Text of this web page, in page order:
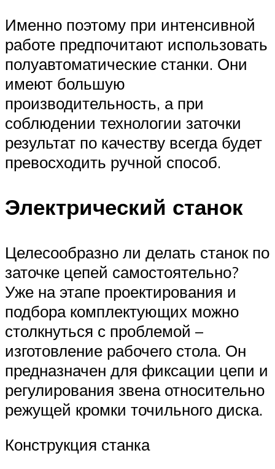
Именно поэтому при интенсивной
работе предпочитают использовать
полуавтоматические станки. Они
имеют большую
производительность, а при
соблюдении технологии заточки
результат по качеству всегда будет
превосходить ручной способ.
Электрический станок
Целесообразно ли делать станок по
заточке цепей самостоятельно?
Уже на этапе проектирования и
подбора комплектующих можно
столкнуться с проблемой –
изготовление рабочего стола. Он
предназначен для фиксации цепи и
регулирования звена относительно
режущей кромки точильного диска.
Конструкция станка